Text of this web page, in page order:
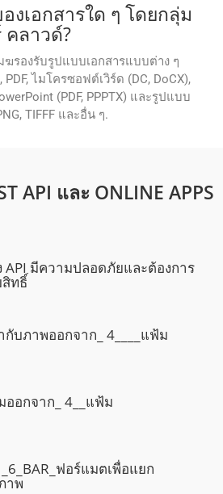
งเอกสารใด ๆ โดยกลุ่ม
คลาวด์?
รองรับรูปแบบเอกสารแบบต่าง ๆ
PDF, ไมโครซอฟต์เวิร์ด (DC, DoCX),
(PDF, PPPTX) และรูปแบบ
TIFFF และอื่น ๆ.
API และ ONLINE APPS
API มีความปลอดภัยและต้องการ
ทธิ์
บภาพออกจาก_ 4____แฟ้ม
อกจาก_ 4__แฟ้ม
ฟอร์แมตเพื่อแยก
าพ